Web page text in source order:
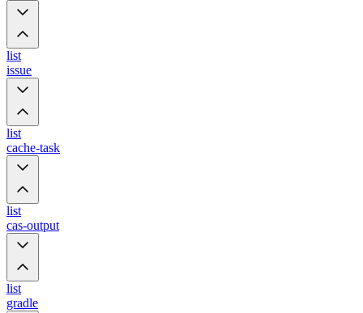
list
issue
list
cache-task
list
cas-output
list
gradle